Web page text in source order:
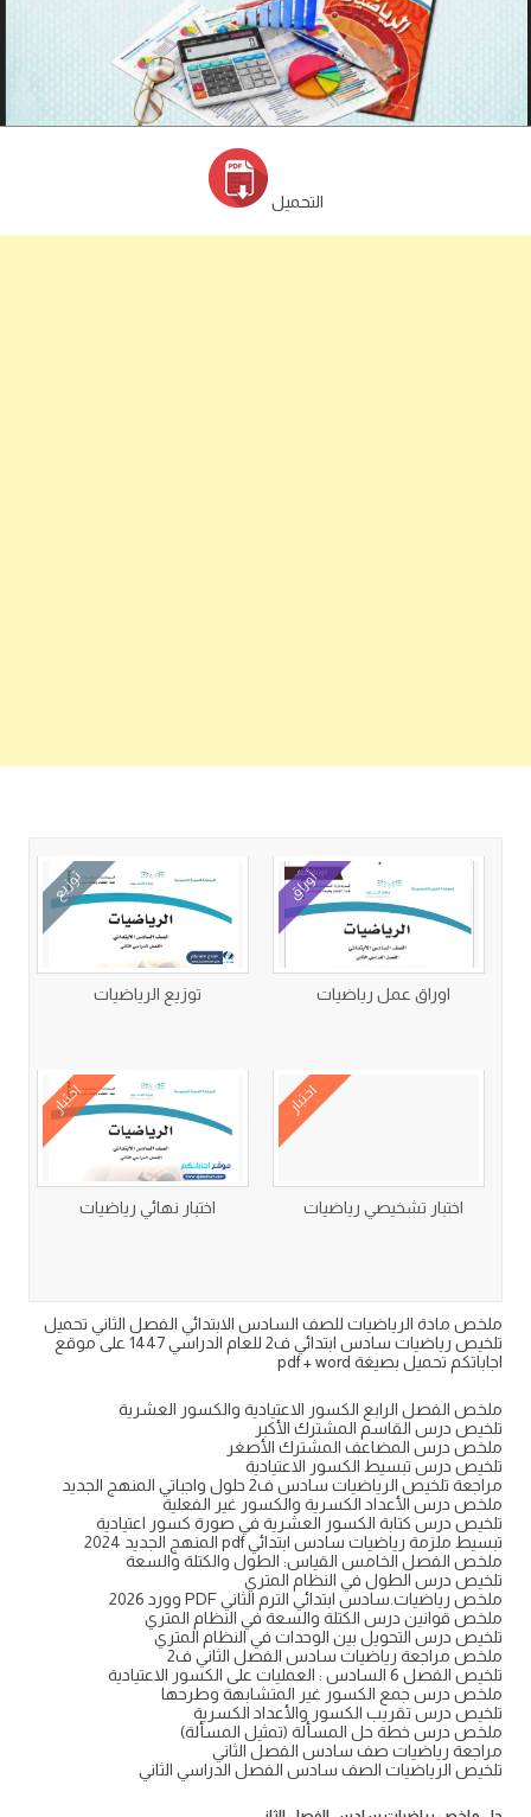
التحميل
أوراق
اوراق عمل رياضيات
توزيع
توزيع الرياضيات
اختبار
اختبار تشخيصي رياضيات
اختبار
اختبار نهائي رياضيات
ملخص مادة الرياضيات للصف السادس الابتدائي الفصل الثاني تحميل
تلخيص رياضيات سادس ابتدائي ف2 للعام الدراسي 1447 على موقع
اجاباتكم تحميل بصيغة pdf + word
ملخص الفصل الرابع الكسور الاعتيادية والكسور العشرية
تلخيص درس القاسم المشترك الأكبر
ملخص درس المضاعف المشترك الأصغر
تلخيص درس تبسيط الكسور الاعتيادية
مراجعة تلخيص الرياضيات سادس ف2 حلول واجباتي المنهج الجديد
ملخص درس الأعداد الكسرية والكسور غير الفعلية
تلخيص درس كتابة الكسور العشرية في صورة كسور اعتيادية
تبسيط ملزمة رياضيات سادس ابتدائي pdf المنهج الجديد 2024
ملخص الفصل الخامس القياس: الطول والكتلة والسعة
تلخيص درس الطول في النظام المتري
ملخص رياضيات.سادس ابتدائي الترم الثاني PDF وورد 2026
ملخص قوانين درس الكتلة والسعة في النظام المتري
تلخيص درس التحويل بين الوحدات في النظام المتري
ملخص مراجعة رياضيات سادس الفصل الثاني ف2
تلخيص الفصل 6 السادس : العمليات على الكسور الاعتيادية
ملخص درس جمع الكسور غير المتشابهة وطرحها
تلخيص درس تقريب الكسور والأعداد الكسرية
ملخص درس خطة حل المسألة (تمثيل المسألة)
مراجعة رياضيات صف سادس الفصل الثاني
تلخيص الرياضيات الصف سادس الفصل الدراسي الثاني